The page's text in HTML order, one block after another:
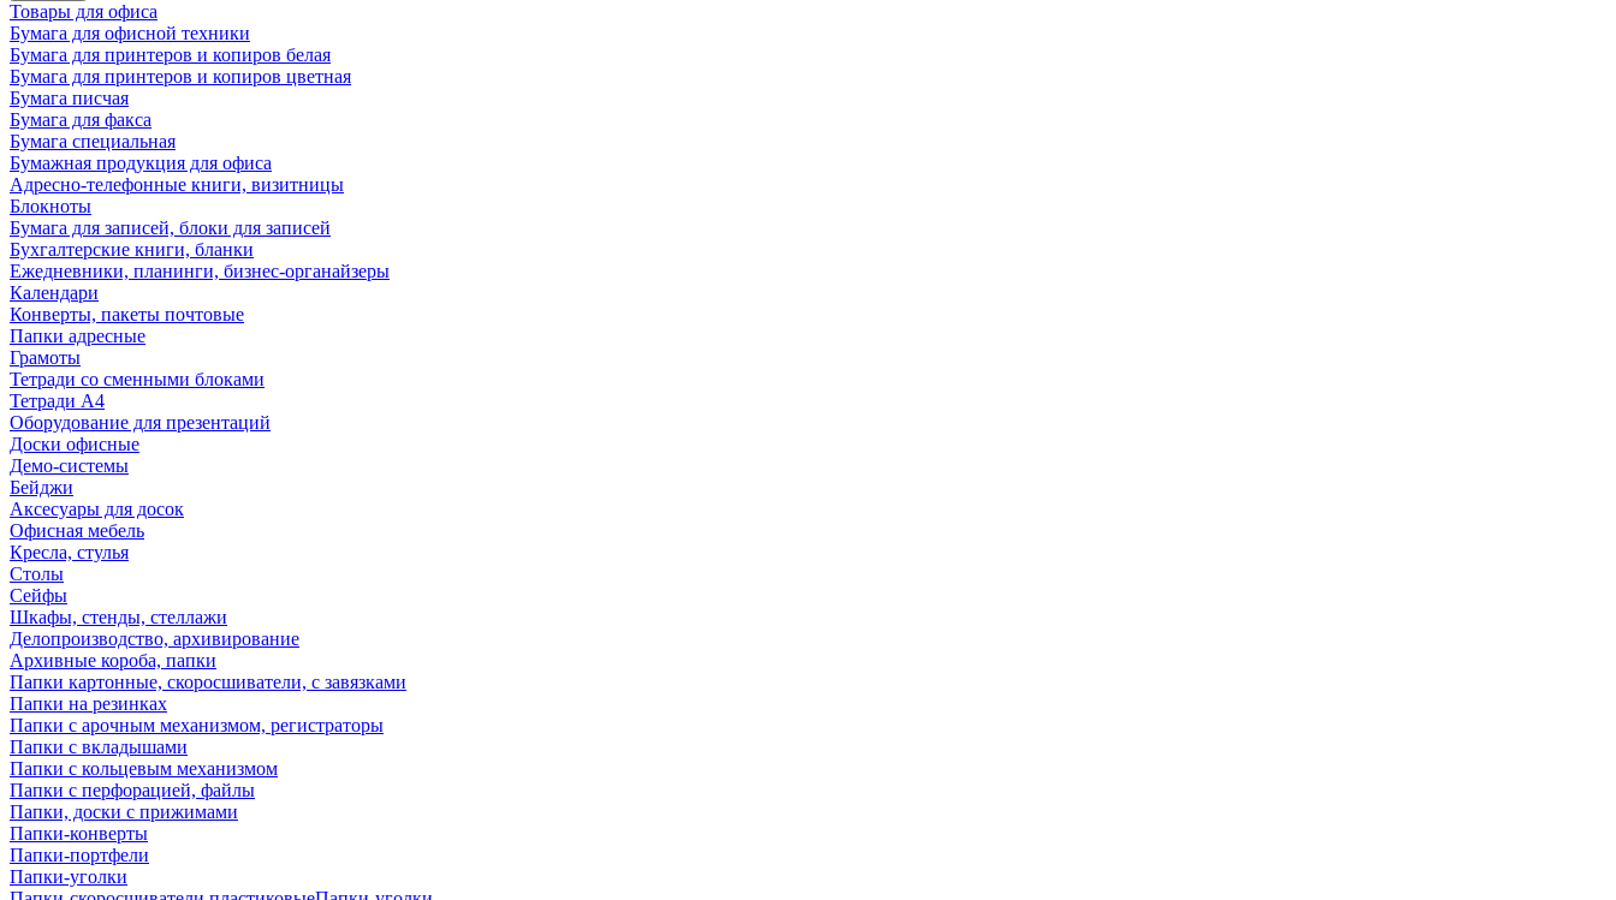
Товары для офиса
Бумага для офисной техники
Бумага для принтеров и копиров белая
Бумага для принтеров и копиров цветная
Бумага писчая
Бумага для факса
Бумага специальная
Бумажная продукция для офиса
Адресно-телефонные книги, визитницы
Блокноты
Бумага для записей, блоки для записей
Бухгалтерские книги, бланки
Ежедневники, планинги, бизнес-органайзеры
Календари
Конверты, пакеты почтовые
Папки адресные
Грамоты
Тетради со сменными блоками
Тетради А4
Оборудование для презентаций
Доски офисные
Демо-системы
Бейджи
Аксесуары для досок
Офисная мебель
Кресла, стулья
Столы
Сейфы
Шкафы, стенды, стеллажи
Делопроизводство, архивирование
Архивные короба, папки
Папки картонные, скоросшиватели, с завязками
Папки на резинках
Папки с арочным механизмом, регистраторы
Папки с вкладышами
Папки с кольцевым механизмом
Папки с перфорацией, файлы
Папки, доски с прижимами
Папки-конверты
Папки-портфели
Папки-уголки